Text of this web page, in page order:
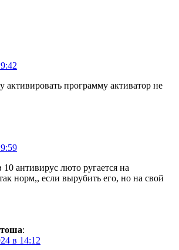
активировать программу активатор не
антивирус люто ругается на
норм,, если вырубить его, но на свой
:
в 14:12